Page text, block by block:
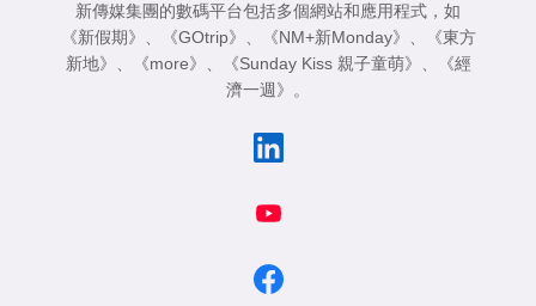
新傳媒集團的數碼平台包括多個網站和應用程式，如
《新假期》
《GOtrip》 《NM+新Monday》
《東方
新地》
《more》 《Sunday Kiss 親子童萌》
《經
濟一週》
。